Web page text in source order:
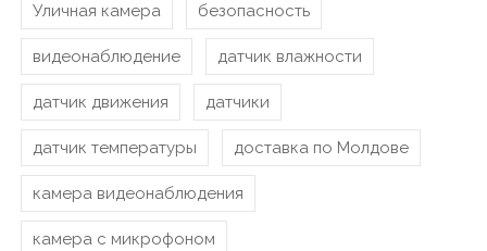
Уличная камера безопасность
видеонаблюдение датчик влажности
датчик движения датчики
датчик температуры доставка по Молдове
камера видеонаблюдения
камера с микрофоном